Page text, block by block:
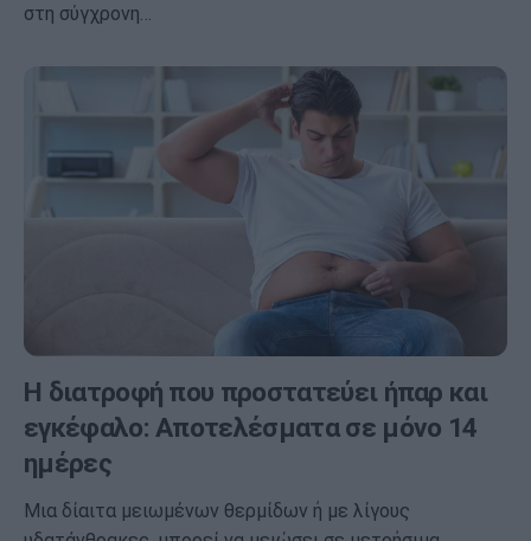
στη σύγχρονη…
Η διατροφή που προστατεύει ήπαρ και
εγκέφαλο: Αποτελέσματα σε μόνο 14
ημέρες
Μια δίαιτα μειωμένων θερμίδων ή με λίγους